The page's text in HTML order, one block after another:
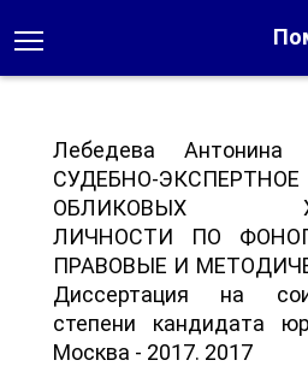
Лебедева Антонина
СУДЕБНО-
ОБЛИКОВЫХ
ЛИЧНОСТИ ПО
ПРАВОВЫЕ И
Диссертация на
степени кандидата
Москва - 2017. 2017